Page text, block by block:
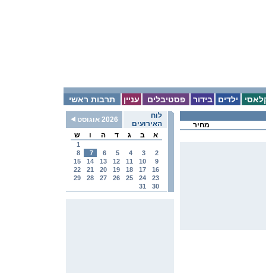
תרבות ראשי עניין פסטיבלים בידור ילדים
לוח
האירועים
2026 אוגוסט
א
ב ג ד ה ו ש
1
2
3
4
5
6
7
8
9
10
11
12
13
14
15
16
17
18
19
20
21
22
23
24
25
26
27
28
29
30
31
מחיר